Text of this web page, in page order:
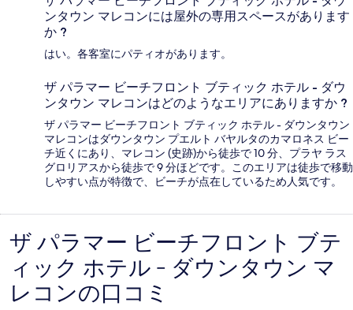
ンタウン マレコンには屋外の専用スペースがあります
か ?
はい。各客室にパティオがあります。
ザ パラマー ビーチフロント ブティック ホテル - ダウ
ンタウン マレコンはどのようなエリアにありますか ?
ザ パラマー ビーチフロント ブティック ホテル - ダウンタウン
マレコンはダウンタウン プエルト バヤルタのカマロネス ビー
チ近くにあり、マレコン (史跡)から徒歩で 10 分、プラヤ ラス
グロリアスから徒歩で 9 分ほどです。このエリアは徒歩で移動
しやすい点が特徴で、ビーチが点在しているため人気です。
口
コ
ミ
ザ パラマー ビーチフロント ブテ
ィック ホテル - ダウンタウン マ
レコンの口コミ